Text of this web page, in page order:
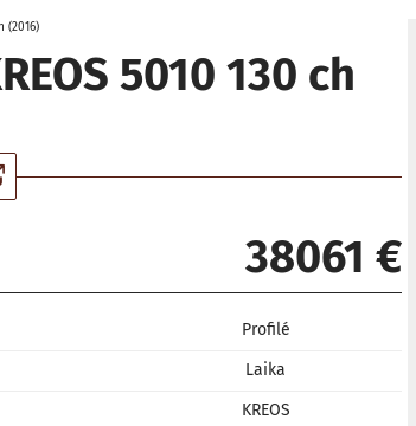
(2016)
5010 130 ch
38061 €
Profilé
Laika
KREOS